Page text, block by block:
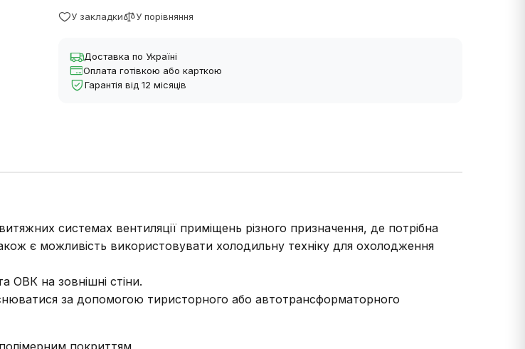
У закладки У порівняння
Доставка по Україні
Оплата готівкою або карткою
Гарантія від 12 місяців
системах вентиляції приміщень різного призначення, де потрібна
є можливість використовувати холодильну техніку для охолодження
ОВК на зовнішні стіни.
за допомогою тиристорного або автотрансформаторного
покриттям.